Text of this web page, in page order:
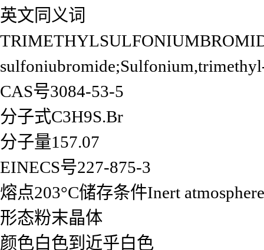
英文同义词
CAS号3084-53-5
分子式C3H9S.Br
分子量157.07
EINECS号227-875-3
熔点203°C储存条件Inert
形态粉末晶体
颜色白色到近乎白色